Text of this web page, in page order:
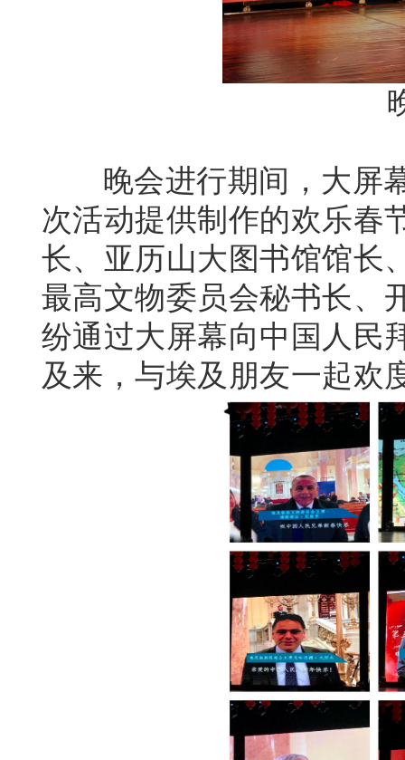
晚会进行期间，大屏
次活动提供制作的欢乐春
长、亚历山大图书馆馆长
最高文物委员会秘书长、
纷通过大屏幕向中国人民
及来，与埃及朋友一起欢